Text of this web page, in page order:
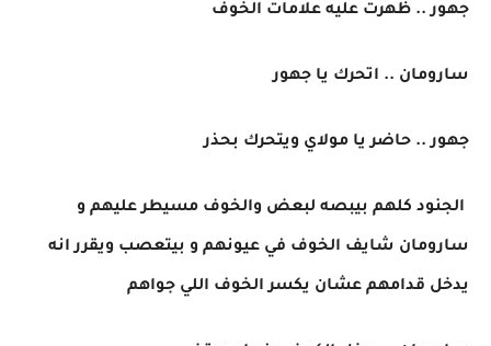
جهور .. ظهرت عليه علامات الخوف
سارومان .. اتحرك يا جهور
جهور .. حاضر يا مولاي ويتحرك بحذر
الجنود كلهم بيبصه لبعض والخوف مسيطر عليهم و
سارومان شايف الخوف في عيونهم و بيتعصب ويقرر انه
يدخل قدامهم عشان يكسر الخوف اللي جواهم